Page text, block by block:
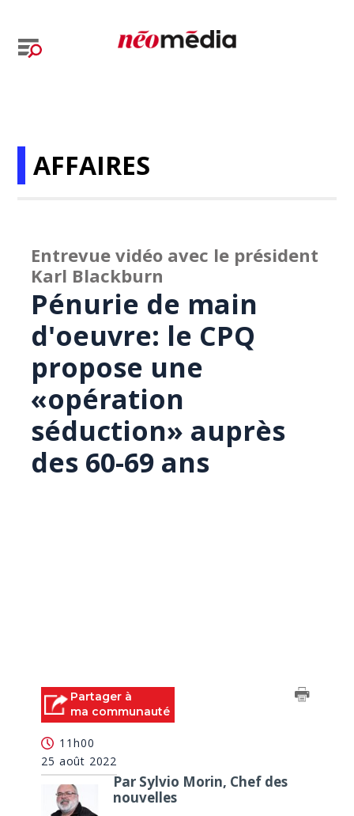
AFFAIRES
Entrevue vidéo avec le président
Karl Blackburn
Pénurie de main
d'oeuvre: le CPQ
propose une
«opération
séduction» auprès
des 60-69 ans
Partager à
ma communauté
11h00
25 août 2022
Par Sylvio Morin, Chef des
nouvelles